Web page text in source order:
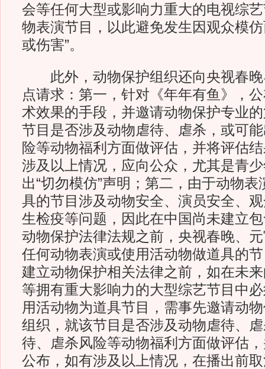
会等任何大型或影响力重大的电视综
物表演节目，以此避免发生因观众模
或伤害”。
此外，动物保护组织还向央视春晚
点请求：第一，针对《年年有鱼》，
术效果的手段，并邀请动物保护专业
节目是否涉及动物虐待、虐杀，或可
险等动物福利方面做评估，并将评估
涉及以上情况，应向公众，尤其是青
出“切勿模仿”声明；第二，由于动物
具的节目涉及动物安全、演员安全、
生检疫等问题，因此在中国尚未建立
动物保护法律法规之前，央视春晚、
任何动物表演或使用活动物做道具的
建立动物保护相关法律之前，如在未
等拥有重大影响力的大型综艺节目中
用活动物为道具节目，需事先邀请动
组织，就该节目是否涉及动物虐待、
待、虐杀风险等动物福利方面做评估
公布，如有涉及以上情况，在播出前